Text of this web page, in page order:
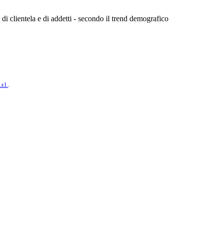
clientela e di addetti - secondo il trend demografico